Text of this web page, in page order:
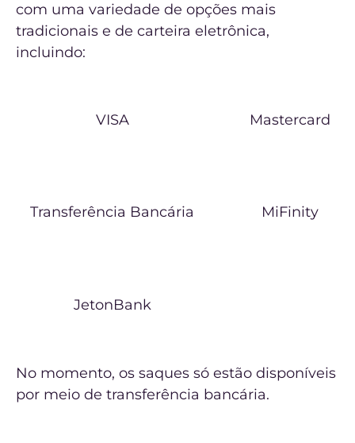
com uma variedade de opções mais
tradicionais e de carteira eletrônica,
incluindo:
VISA Mastercard
Transferência Bancária MiFinity
JetonBank
No momento, os saques só estão disponíveis
por meio de transferência bancária.